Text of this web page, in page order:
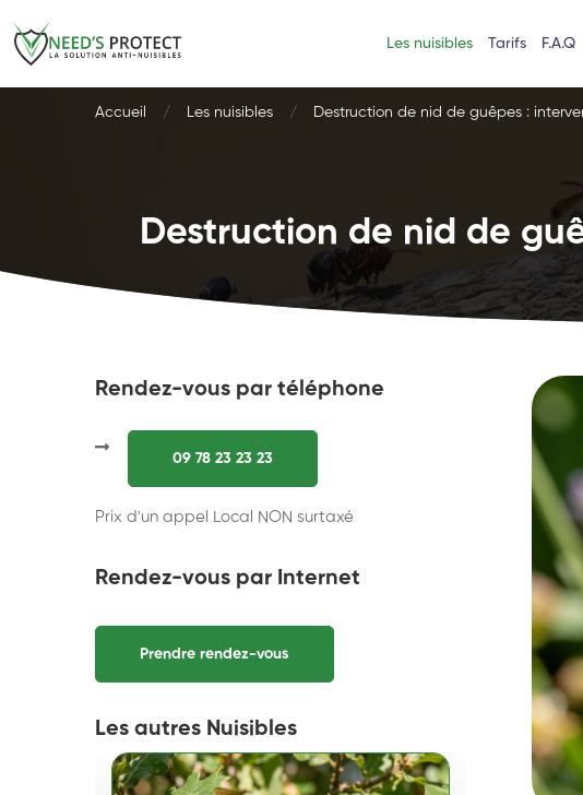
Les nuisibles Tarifs F.A.Q
Accueil Les nuisibles Destruction de nid de guêpes :
Destruction de nid de
Rendez-vous par téléphone
09 78 23 23 23
Prix d'un appel Local NON surtaxé
Rendez-vous par Internet
Prendre rendez-vous
Les autres Nuisibles